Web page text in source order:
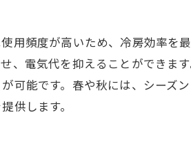
用頻度が高いため、冷房効率を
、電気代を抑えることができま
可能です。春や秋には、シーズ
供します。